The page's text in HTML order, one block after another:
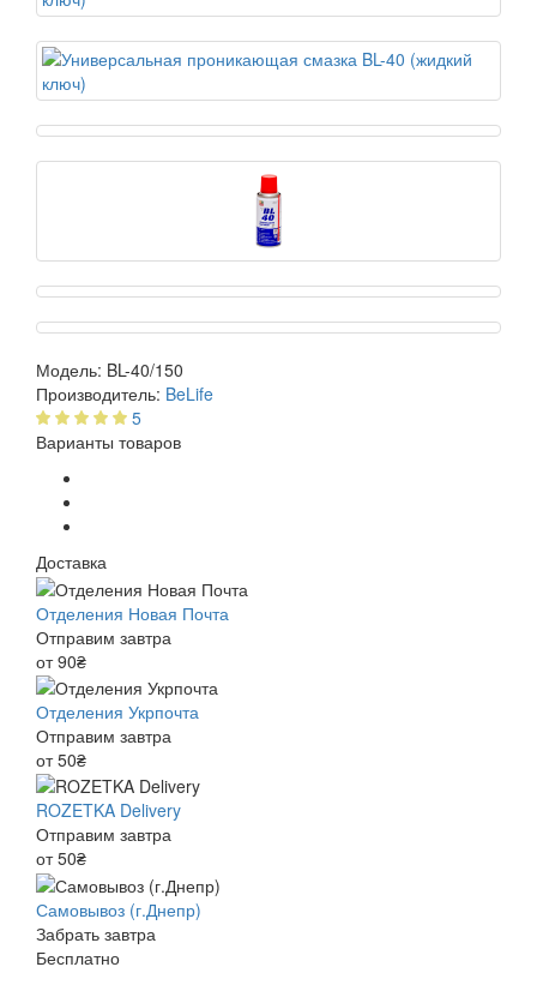
Модель: BL-40/150
Производитель: BeLife
5
Варианты товаров
Доставка
Отделения Новая Почта
Отправим завтра
от 90₴
Отделения Укрпочта
Отправим завтра
от 50₴
ROZETKA Delivery
Отправим завтра
от 50₴
Самовывоз (г.Днепр)
Забрать завтра
Бесплатно